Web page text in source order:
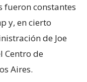
fueron constantes
y, en cierto
de Joe
Centro de
Aires.